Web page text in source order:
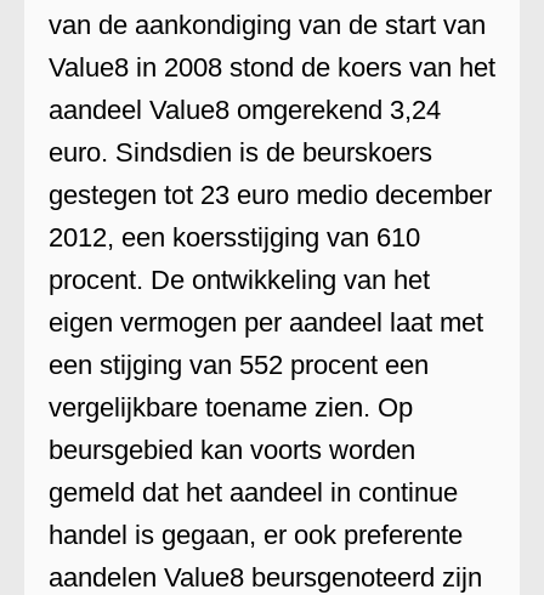
van de aankondiging van de start van
Value8 in 2008 stond de koers van het
aandeel Value8 omgerekend 3,24
euro. Sindsdien is de beurskoers
gestegen tot 23 euro medio december
2012, een koersstijging van 610
procent. De ontwikkeling van het
eigen vermogen per aandeel laat met
een stijging van 552 procent een
vergelijkbare toename zien. Op
beursgebied kan voorts worden
gemeld dat het aandeel in continue
handel is gegaan, er ook preferente
aandelen Value8 beursgenoteerd zijn